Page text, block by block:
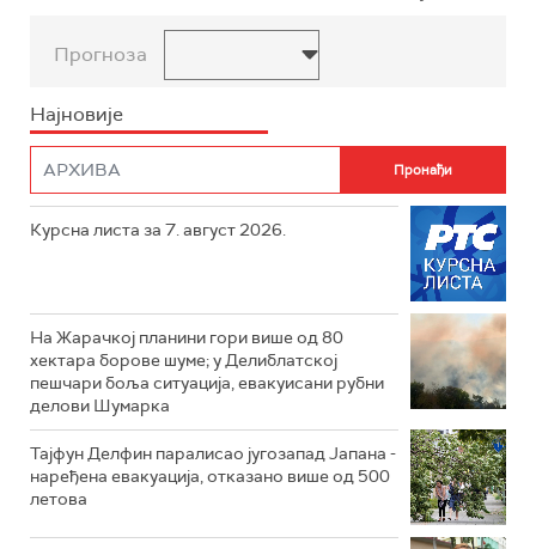
Прогноза
Најновије
Курсна листа за 7. август 2026.
На Жарачкој планини гори више од 80
хектара борове шуме; у Делиблатској
пешчари боља ситуација, евакуисани рубни
делови Шумарка
Тајфун Делфин паралисао југозапад Јапана -
наређена евакуација, отказано више од 500
летова